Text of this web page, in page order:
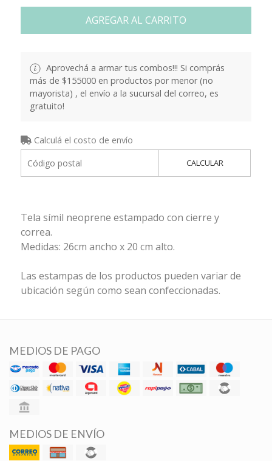
AGREGAR AL CARRITO
Aprovechá a armar tus combos!!! Si comprás
más de $155000 en productos por menor (no
mayorista) , el envío a la sucursal del correo, es
gratuito!
Calculá el costo de envío
CALCULAR
Tela símil neoprene estampado con cierre y
correa.
Medidas: 26cm ancho x 20 cm alto.
Las estampas de los productos pueden variar de
ubicación según como sean confeccionadas.
MEDIOS DE PAGO
MEDIOS DE ENVÍO